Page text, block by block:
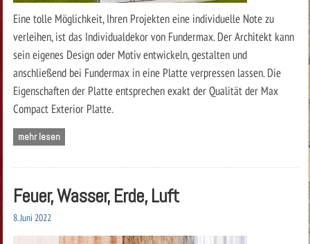
Eine tolle Möglichkeit, Ihren Projekten eine individuelle Note zu
verleihen, ist das Individualdekor von Fundermax. Der Architekt kann
sein eigenes Design oder Motiv entwickeln, gestalten und
anschließend bei Fundermax in eine Platte verpressen lassen. Die
Eigenschaften der Platte entsprechen exakt der Qualität der Max
Compact Exterior Platte.
mehr lesen
Feuer, Wasser, Erde, Luft
8. Juni 2022